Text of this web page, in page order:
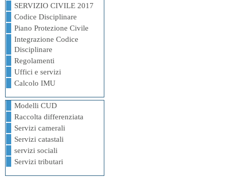
SERVIZIO CIVILE 2017
Codice Disciplinare
Piano Protezione Civile
Integrazione Codice
Disciplinare
Regolamenti
Uffici e servizi
Calcolo IMU
Modelli CUD
Raccolta differenziata
Servizi camerali
Servizi catastali
servizi sociali
Servizi tributari